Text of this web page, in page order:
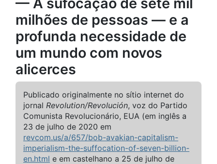
milhões de pessoas — e a
profunda necessidade de
um mundo com novos
alicerces
Publicado originalmente no sítio internet do
jornal Revolution/Revolución, voz do Partido
Comunista Revolucionário, EUA (em inglês a
23 de julho de 2020 em
revcom.us/a/657/bob-avakian-capitalism-
imperialism-the-suffocation-of-seven-billion-
en.html e em castelhano a 25 de julho de